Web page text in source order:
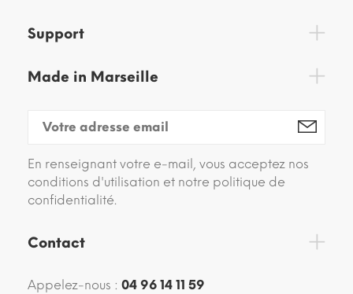
Support
Made in Marseille
En renseignant votre e-mail, vous acceptez nos
conditions d'utilisation et notre politique de
confidentialité.
Contact
Appelez-nous : 04 96 14 11 59